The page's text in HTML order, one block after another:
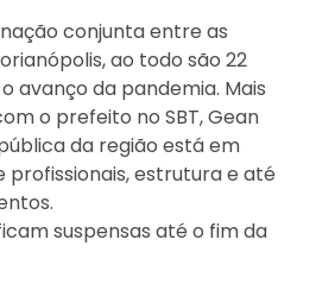
conjunta entre as
ao todo são 22
avanço da pandemia. Mais
o prefeito no SBT, Gean
da região está em
estrutura e até
suspensas até o fim da